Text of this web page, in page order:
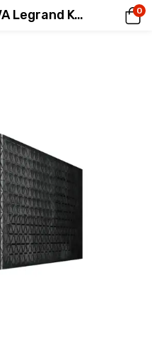
Onduleur 1000VA Legrand Keor SP line interactive 0